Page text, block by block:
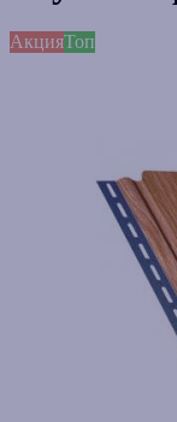
АкцияТоп